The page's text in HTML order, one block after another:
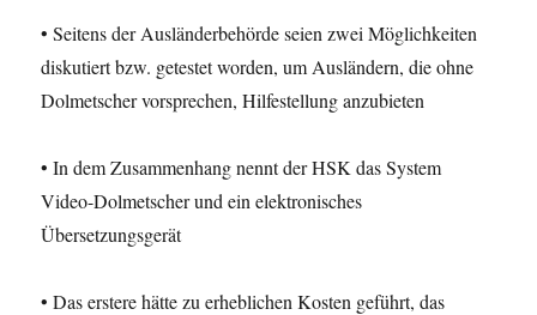
• Seitens der Ausländerbehörde seien zwei Möglichkeiten
diskutiert bzw. getestet worden, um Ausländern, die ohne
Dolmetscher vorsprechen, Hilfestellung anzubieten
• In dem Zusammenhang nennt der HSK das System
Video-Dolmetscher und ein elektronisches
Übersetzungsgerät
• Das erstere hätte zu erheblichen Kosten geführt, das